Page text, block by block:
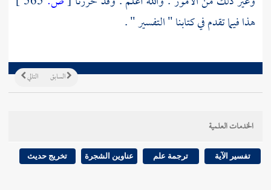
هذا فيما تقدم في كتابنا " التفسير " .
التالي السابق
الخدمات العلمية
تفسير الآية ترجمة علم عناوين الشجرة تخريج حديث